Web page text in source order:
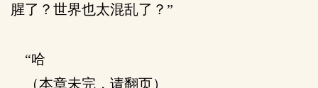
腥了？世界也太混乱了？”
“哈
（本章未完，请翻页）